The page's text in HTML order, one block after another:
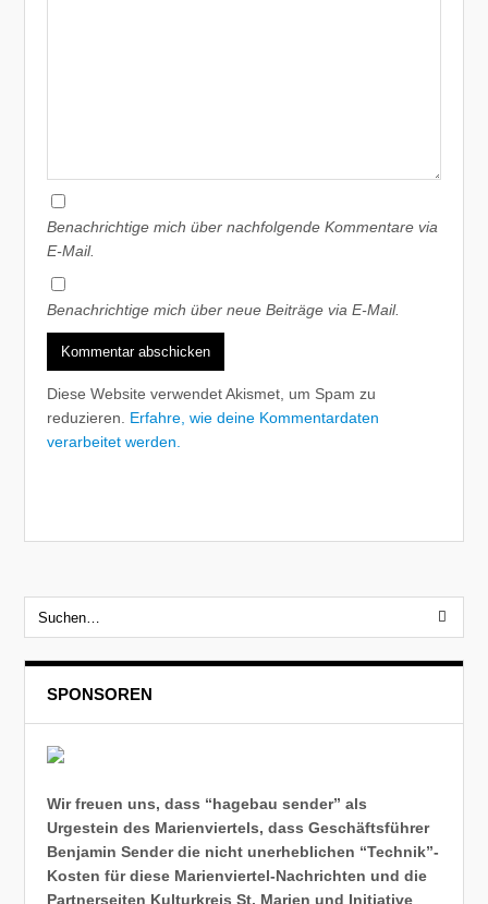
Benachrichtige mich über nachfolgende Kommentare via
E-Mail.
Benachrichtige mich über neue Beiträge via E-Mail.
Diese Website verwendet Akismet, um Spam zu
reduzieren. Erfahre, wie deine Kommentardaten
verarbeitet werden.
SPONSOREN
Wir freuen uns, dass “hagebau sender” als
Urgestein des Marienviertels, dass Geschäftsführer
Benjamin Sender die nicht unerheblichen “Technik”-
Kosten für diese Marienviertel-Nachrichten und die
Partnerseiten Kulturkreis St. Marien und Initiative